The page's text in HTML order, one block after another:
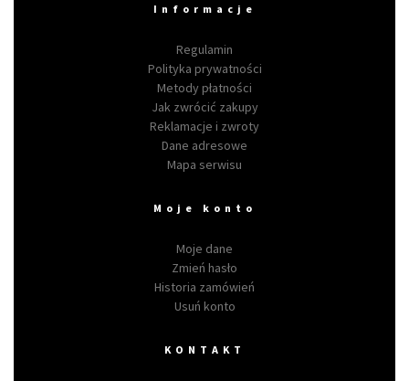
Informacje
Regulamin
Polityka prywatności
Metody płatności
Jak zwrócić zakupy
Reklamacje i zwroty
Dane adresowe
Mapa serwisu
Moje konto
Moje dane
Zmień hasło
Historia zamówień
Usuń konto
KONTAKT